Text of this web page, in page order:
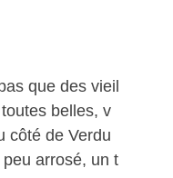
que des vieil
belles, v
côté de Verdu
arrosé, un t